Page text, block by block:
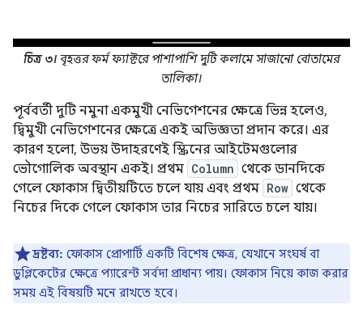
চিত্র ৩। বৃহত্তর ফর্ম ফ্যাক্টরে পাশাপাশি দুটি কলামে সাজানো বোতামের
তালিকা।
পূর্ববর্তী দুটি নমুনা একমুখী নেভিগেশনের ক্ষেত্রে ভিন্ন হলেও,
দ্বিমুখী নেভিগেশনের ক্ষেত্রে একই অভিজ্ঞতা প্রদান করে। এর
কারণ হলো, উভয় উদাহরণেই স্ক্রিনের আইটেমগুলোর
ভৌগোলিক অবস্থান একই। প্রথম Column থেকে ডানদিকে
গেলে ফোকাস দ্বিতীয়টিতে চলে যায় এবং প্রথম Row থেকে
নিচের দিকে গেলে ফোকাস তার নিচের সারিতে চলে যায়।
দ্রষ্টব্য: ফোকাস প্রোপার্টি একটি বিশেষ ক্ষেত্র, যেখানে সংঘর্ষ বা
ডুপ্লিকেটের ক্ষেত্রে প্যারেন্ট সর্বদা প্রাধান্য পায়। ফোকাস নিয়ে কাজ করার
সময় এই বিষয়টি মনে রাখতে হবে।